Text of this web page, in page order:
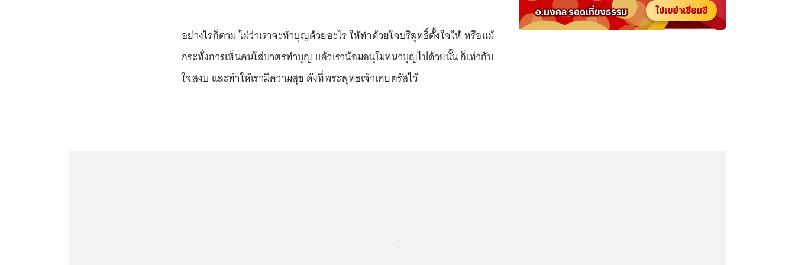
อย่างไรก็ตาม ไม่ว่าเราจะทำบุญด้วยอะไร ให้ทำด้วยใจบริสุทธิ์ตั้งใจให้ หรือแม้
กระทั่งการเห็นคนใส่บาตรทำบุญ แล้วเราน้อมอนุโมทนาบุญไปด้วยนั้น ก็เท่ากับ
ใจสงบ และทำให้เรามีความสุข ดังที่พระพุทธเจ้าเคยตรัสไว้
ไปเขย่าเซียมซี